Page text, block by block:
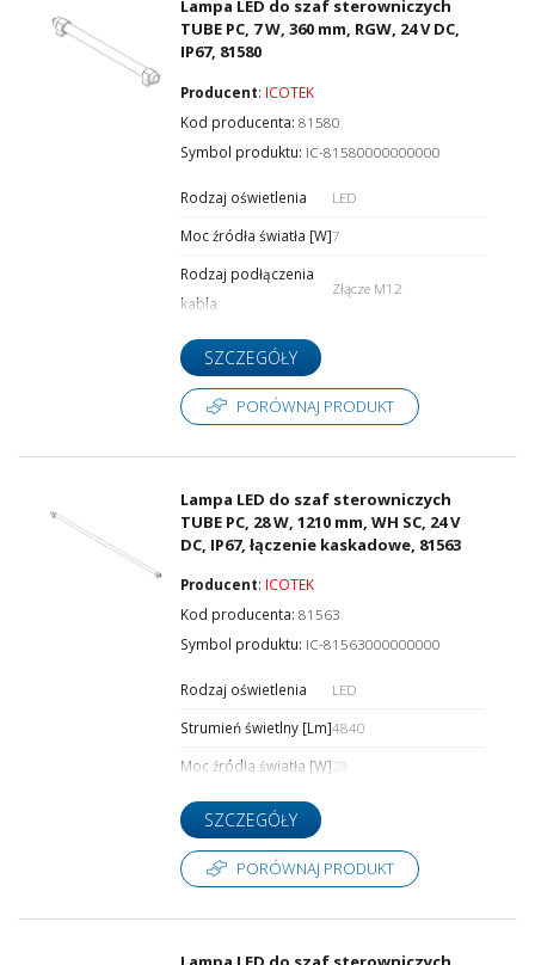
Lampa LED do szaf sterowniczych
TUBE PC, 7 W, 360 mm, RGW, 24 V DC,
IP67, 81580
Producent: ICOTEK
Kod producenta:81580
Symbol produktu: IC-81580000000000
Rodzaj oświetlenia
LED
Moc źródła światła [W]7
Rodzaj podłączenia
kabla
Złącze M12
SZCZEGÓŁY
PORÓWNAJ PRODUKT
Lampa LED do szaf sterowniczych
TUBE PC, 28 W, 1210 mm, WH SC, 24 V
DC, IP67, łączenie kaskadowe, 81563
Producent: ICOTEK
Kod producenta:81563
Symbol produktu: IC-81563000000000
Rodzaj oświetlenia
LED
Strumień świetlny [Lm]4840
Moc źródła światła [W]28
SZCZEGÓŁY
PORÓWNAJ PRODUKT